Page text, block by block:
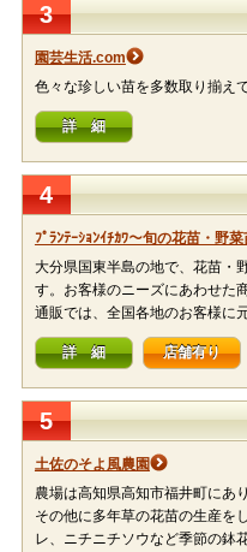
3
園芸生活.com
色々な珍しい苗を多数取り揃え
詳 細
4
ﾌﾟﾗﾝﾃｰｼｮﾝｲﾁｶﾜ〜旬の花苗・野
大分県国東半島の地で、花苗・
す。お客様のニーズにあわせた
通販では、全国各地のお客様に
詳 細 店舗有り
5
土佐のそよ風農園
農場は高知県高知市福井町にあ
その他に多年草の花苗の生産を
レ、ニチニチソウなど季節の鉢